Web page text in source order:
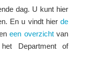
dag. U kunt hier
En u vindt hierde
een overzichtvan
Department of